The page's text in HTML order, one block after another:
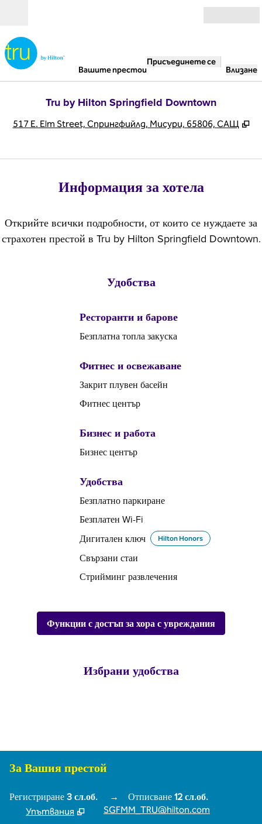
Вашите престои
Присъединете се
Влизане
Tru by Hilton Springfield Downtown
517 E. Elm Street, Спрингфийлд, Мисури, 65806, САЩ ,
Информация за хотела
Открийте всички подробности, от които се нуждаете за
страхотен престой в Tru by Hilton Springfield Downtown.
Удобства
Ресторанти и барове
Безплатна топла закуска
Фитнес и освежаване
Закрит плувен басейн
Фитнес център
Бизнес и работа
Бизнес център
Удобства
Безплатно паркиране
Безплатен Wi-Fi
Дигитален ключ
Hilton Honors
Свързани стаи
Стрийминг развлечения
Функции с достъп за хора с увреждания
Избрани удобства
СЕМЕЙСТВА И ДЕЦА
За Вашия престой
Регистриране3 сл.об. → Отписване12 сл.об.
Упътвания
SGFMM_TRU@hilton.com